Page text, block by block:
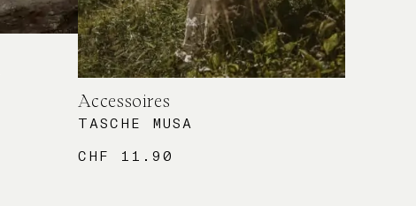
Accessoires
TASCHE MUSA
CHF
11.90